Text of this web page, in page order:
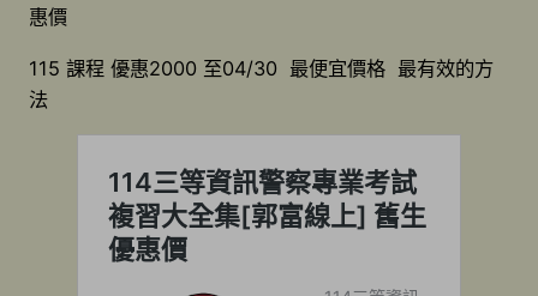
惠價
115 課程 優惠2000 至04/30 最便宜價格 最有效的方
法